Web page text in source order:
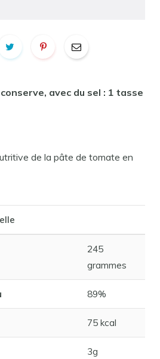
avec du sel : 1 tasse
de la pâte de tomate en
245
grammes
89%
75 kcal
3g